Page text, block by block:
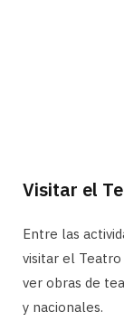
Visitar el
Entre las
visitar el
ver obras de
y nacionales.